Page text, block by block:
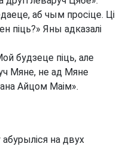
аб чым просіце. Ці
піць?» Яны адказалі
будзеце піць, але
Мяне, не ад Мяне
Айцом Маім».
на двух